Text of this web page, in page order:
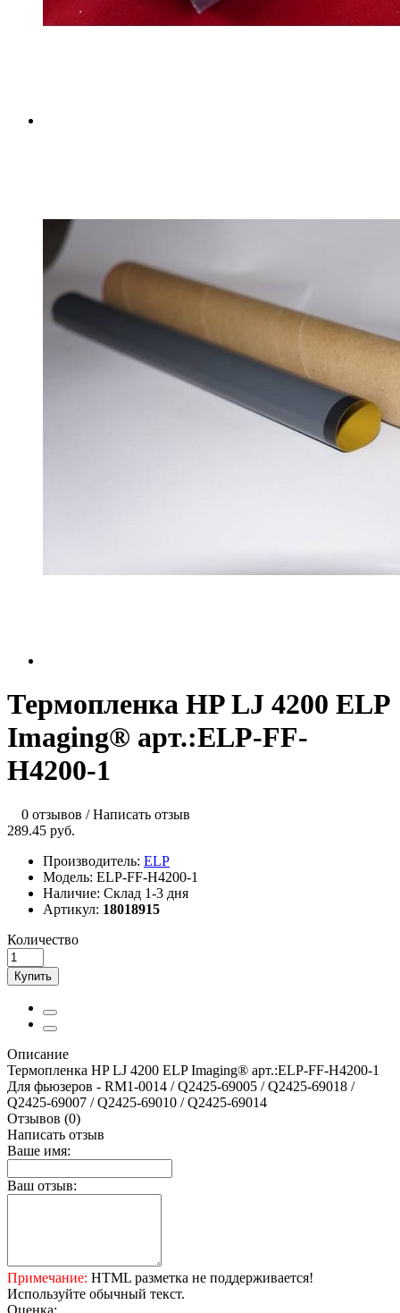
Термопленка HP LJ 4200 ELP
Imaging® арт.:ELP-FF-
H4200-1
0 отзывов /Написать отзыв
289.45 руб.
Производитель: ELP
Модель: ELP-FF-H4200-1
Наличие: Склад 1-3 дня
Артикул: 18018915
Количество
Купить
Описание
Термопленка HP LJ 4200 ELP Imaging® арт.:ELP-FF-H4200-1
Для фьюзеров - RM1-0014 / Q2425-69005 / Q2425-69018 /
Q2425-69007 / Q2425-69010 / Q2425-69014
Отзывов (0)
Написать отзыв
Ваше имя:
Ваш отзыв:
Примечание: HTML разметка не поддерживается!
Используйте обычный текст.
Оценка: